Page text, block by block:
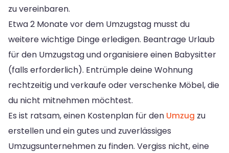
zu vereinbaren.
Etwa 2 Monate vor dem Umzugstag musst du
weitere wichtige Dinge erledigen. Beantrage Urlaub
für den Umzugstag und organisiere einen Babysitter
(falls erforderlich). Entrümple deine Wohnung
rechtzeitig und verkaufe oder verschenke Möbel, die
du nicht mitnehmen möchtest.
Es ist ratsam, einen Kostenplan für den Umzug zu
erstellen und ein gutes und zuverlässiges
Umzugsunternehmen zu finden. Vergiss nicht, eine